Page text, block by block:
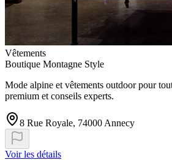
Vêtements
Boutique Montagne Style
Mode alpine et vêtements outdoor pour
premium et conseils experts.
8 Rue Royale, 74000 Annecy
Voir les détails